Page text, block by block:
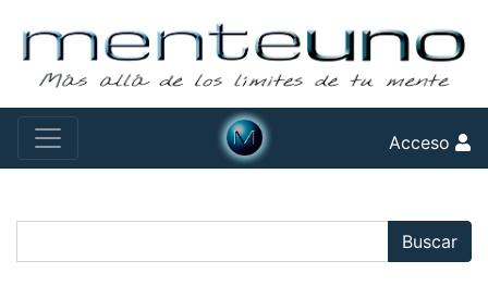
Acceso
Buscar